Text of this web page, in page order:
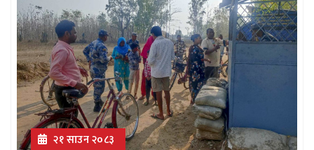
२१ साउन २०८३